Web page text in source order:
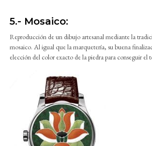
5.- Mosaico:
Reproducción de un dibujo artesanal mediante la
mosaico. Al igual que la marquetería, su buena
elección del color exacto de la piedra para conseguir el